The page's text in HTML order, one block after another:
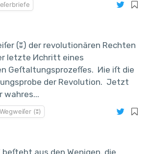
(ʬ) der revolutionären Rechten
letzte Иchritt eines
Geſtaltungsprozeſſes. Иie iſt die
der Revolution. Jetzt
wahres...
(ʬ)
beſteht aus den Wenigen, die